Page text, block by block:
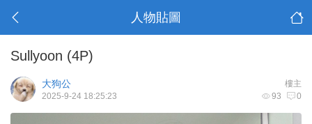
人物貼圖
Sullyoon (4P)
樓主
大狗公
93 0
2025-9-24 18:25:23